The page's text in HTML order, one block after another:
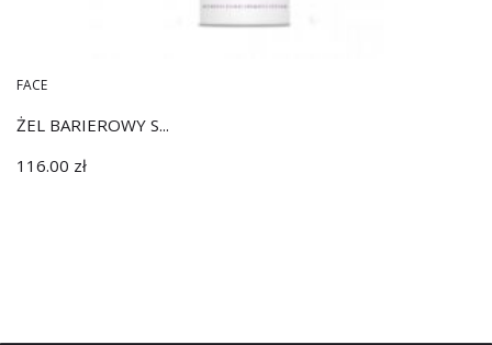
FACE
ŻEL BARIEROWY S...
116.00 zł